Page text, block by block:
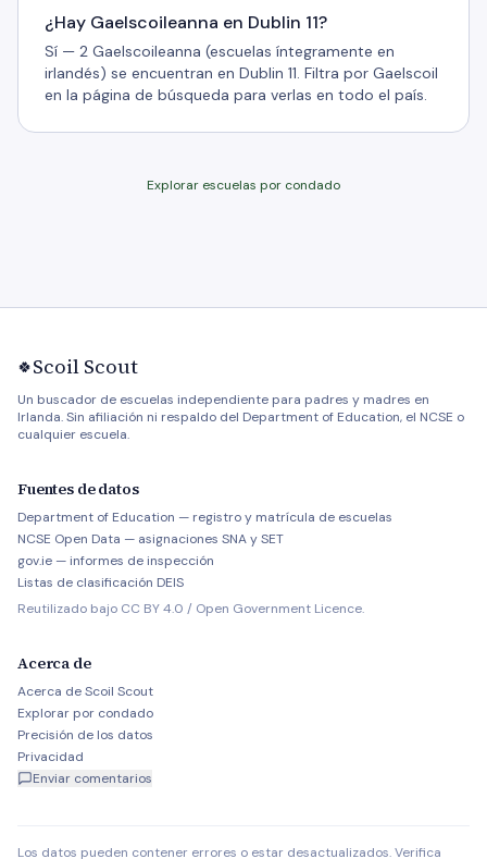
¿Hay Gaelscoileanna en Dublin 11?
Sí — 2 Gaelscoileanna (escuelas íntegramente en
irlandés) se encuentran en Dublin 11. Filtra por Gaelscoil
en la página de búsqueda para verlas en todo el país.
Explorar escuelas por condado
🍀Scoil Scout
Un buscador de escuelas independiente para padres y madres en
Irlanda. Sin afiliación ni respaldo del Department of Education, el NCSE o
cualquier escuela.
Fuentes de datos
Department of Education — registro y matrícula de escuelas
NCSE Open Data — asignaciones SNA y SET
gov.ie — informes de inspección
Listas de clasificación DEIS
Reutilizado bajo CC BY 4.0 / Open Government Licence.
Acerca de
Acerca de Scoil Scout
Explorar por condado
Precisión de los datos
Privacidad
Enviar comentarios
Los datos pueden contener errores o estar desactualizados. Verifica